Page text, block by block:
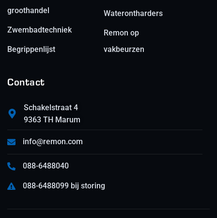
groothandel
Zwembadtechniek
Begrippenlijst
Waterontharders
Remon op
vakbeurzen
Contact
Schakelstraat 4
9363 TH Marum
info@remon.com
088-6488040
088-6488099 bij storing